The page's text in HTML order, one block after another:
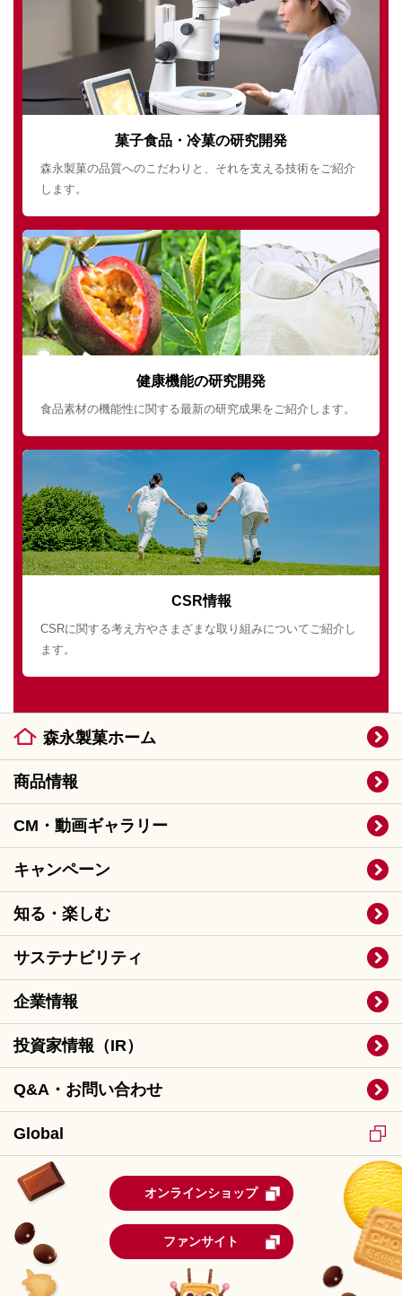
菓子食品・冷菓の研究開発
森永製菓の品質へのこだわりと、それを支える技術をご紹介
します。
健康機能の研究開発
食品素材の機能性に関する最新の研究成果をご紹介します。
CSR情報
CSRに関する考え方やさまざまな取り組みについてご紹介し
ます。
森永製菓ホーム
商品情報
CM・動画ギャラリー
キャンペーン
知る・楽しむ
サステナビリティ
企業情報
投資家情報（IR）
Q&A・お問い合わせ
Global
オンラインショップ
ファンサイト